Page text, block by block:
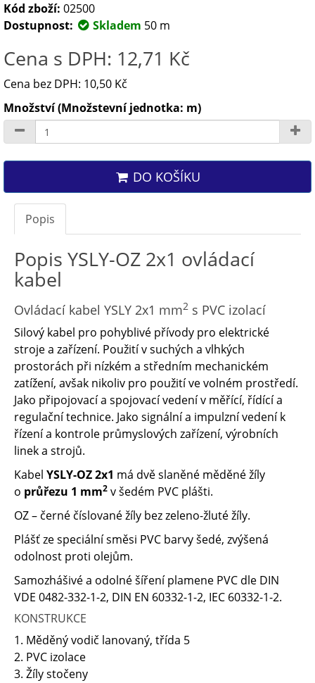
Kód zboží: 02500
Dostupnost:
Skladem 50 m
Cena s DPH: 12,71 Kč
Cena bez DPH: 10,50 Kč
Množství (Množstevní jednotka: m)
DO KOŠÍKU
Popis
Popis YSLY-OZ 2x1 ovládací
kabel
Ovládací kabel YSLY 2x1 mm2 s PVC izolací
Silový kabel pro pohyblivé přívody pro elektrické
stroje a zařízení. Použití v suchých a vlhkých
prostorách při nízkém a středním mechanickém
zatížení, avšak nikoliv pro použití ve volném prostředí.
Jako připojovací a spojovací vedení v měřící, řídící a
regulační technice. Jako signální a impulzní vedení k
řízení a kontrole průmyslových zařízení, výrobních
linek a strojů.
Kabel YSLY-OZ 2x1 má dvě slaněné měděné žíly
o průřezu 1 mm2 v šedém PVC plášti.
OZ – černé číslované žíly bez zeleno-žluté žíly.
Plášť ze speciální směsi PVC barvy šedé, zvýšená
odolnost proti olejům.
Samozhášivé a odolné šíření plamene PVC dle DIN
VDE 0482-332-1-2, DIN EN 60332-1-2, IEC 60332-1-2.
KONSTRUKCE
1. Měděný vodič lanovaný, třída 5
2. PVC izolace
3. Žíly stočeny